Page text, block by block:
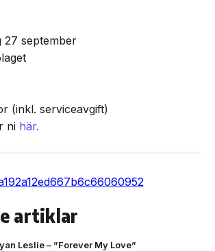
27 september
(inkl. serviceavgift)
ni här.
artiklar
Leslie – ”Forever My Love”